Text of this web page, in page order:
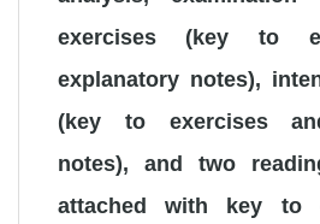
exercises (key to
explanatory notes),
(key to exercises
notes), and two
attached with key to